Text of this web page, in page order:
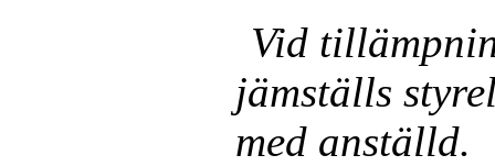
Vid
jämställs
med an­ställd.